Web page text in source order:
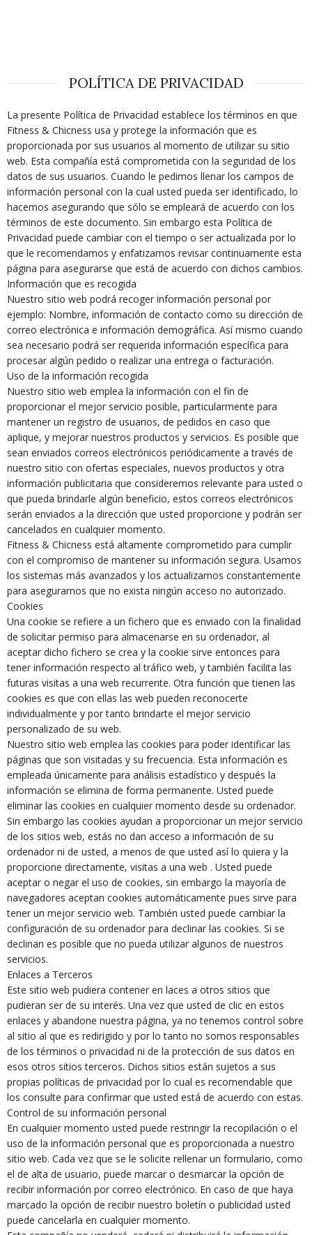
POLÍTICA DE PRIVACIDAD
La presente Política de Privacidad establece los términos en que
Fitness & Chicness usa y protege la información que es
proporcionada por sus usuarios al momento de utilizar su sitio
web. Esta compañía está comprometida con la seguridad de los
datos de sus usuarios. Cuando le pedimos llenar los campos de
información personal con la cual usted pueda ser identificado, lo
hacemos asegurando que sólo se empleará de acuerdo con los
términos de este documento. Sin embargo esta Política de
Privacidad puede cambiar con el tiempo o ser actualizada por lo
que le recomendamos y enfatizamos revisar continuamente esta
página para asegurarse que está de acuerdo con dichos cambios.
Información que es recogida
Nuestro sitio web podrá recoger información personal por
ejemplo: Nombre, información de contacto como su dirección de
correo electrónica e información demográfica. Así mismo cuando
sea necesario podrá ser requerida información específica para
procesar algún pedido o realizar una entrega o facturación.
Uso de la información recogida
Nuestro sitio web emplea la información con el fin de
proporcionar el mejor servicio posible, particularmente para
mantener un registro de usuarios, de pedidos en caso que
aplique, y mejorar nuestros productos y servicios. Es posible que
sean enviados correos electrónicos periódicamente a través de
nuestro sitio con ofertas especiales, nuevos productos y otra
información publicitaria que consideremos relevante para usted o
que pueda brindarle algún beneficio, estos correos electrónicos
serán enviados a la dirección que usted proporcione y podrán ser
cancelados en cualquier momento.
Fitness & Chicness está altamente comprometido para cumplir
con el compromiso de mantener su información segura. Usamos
los sistemas más avanzados y los actualizamos constantemente
para asegurarnos que no exista ningún acceso no autorizado.
Cookies
Una cookie se refiere a un fichero que es enviado con la finalidad
de solicitar permiso para almacenarse en su ordenador, al
aceptar dicho fichero se crea y la cookie sirve entonces para
tener información respecto al tráfico web, y también facilita las
futuras visitas a una web recurrente. Otra función que tienen las
cookies es que con ellas las web pueden reconocerte
individualmente y por tanto brindarte el mejor servicio
personalizado de su web.
Nuestro sitio web emplea las cookies para poder identificar las
páginas que son visitadas y su frecuencia. Esta información es
empleada únicamente para análisis estadístico y después la
información se elimina de forma permanente. Usted puede
eliminar las cookies en cualquier momento desde su ordenador.
Sin embargo las cookies ayudan a proporcionar un mejor servicio
de los sitios web, estás no dan acceso a información de su
ordenador ni de usted, a menos de que usted así lo quiera y la
proporcione directamente, visitas a una web . Usted puede
aceptar o negar el uso de cookies, sin embargo la mayoría de
navegadores aceptan cookies automáticamente pues sirve para
tener un mejor servicio web. También usted puede cambiar la
configuración de su ordenador para declinar las cookies. Si se
declinan es posible que no pueda utilizar algunos de nuestros
servicios.
Enlaces a Terceros
Este sitio web pudiera contener en laces a otros sitios que
pudieran ser de su interés. Una vez que usted de clic en estos
enlaces y abandone nuestra página, ya no tenemos control sobre
al sitio al que es redirigido y por lo tanto no somos responsables
de los términos o privacidad ni de la protección de sus datos en
esos otros sitios terceros. Dichos sitios están sujetos a sus
propias políticas de privacidad por lo cual es recomendable que
los consulte para confirmar que usted está de acuerdo con estas.
Control de su información personal
En cualquier momento usted puede restringir la recopilación o el
uso de la información personal que es proporcionada a nuestro
sitio web. Cada vez que se le solicite rellenar un formulario, como
el de alta de usuario, puede marcar o desmarcar la opción de
recibir información por correo electrónico. En caso de que haya
marcado la opción de recibir nuestro boletín o publicidad usted
puede cancelarla en cualquier momento.